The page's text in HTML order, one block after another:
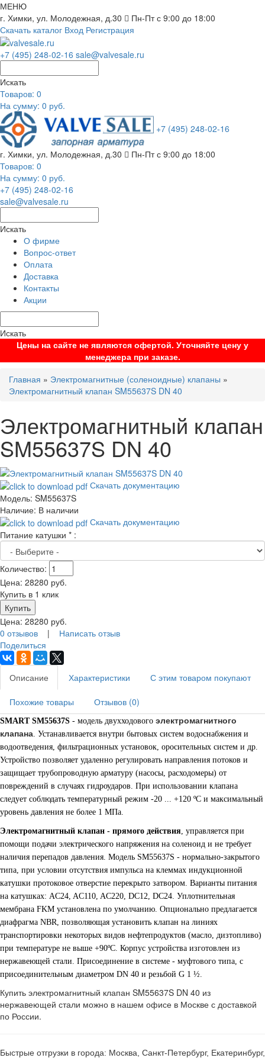
МЕНЮ
г. Химки, ул. Молодежная, д.30
Пн-Пт с 9:00 до 18:00
Скачать каталог Вход Регистрация
+7 (495) 248-02-16 sale@valvesale.ru
Искать
Товаров: 0
На сумму: 0 руб.
+7 (495) 248-02-16
г. Химки, ул. Молодежная, д.30
Пн-Пт с 9:00 до 18:00
Товаров: 0
На сумму: 0 руб.
+7 (495) 248-02-16
sale@valvesale.ru
Искать
О фирме
Вопрос-ответ
Оплата
Доставка
Контакты
Акции
Искать
Цены на сайте не являются офертой. Уточняйте цену у
менеджера при заказе.
Главная » Электромагнитные (соленоидные) клапаны »
Электромагнитный клапан SM55637S DN 40
Электромагнитный клапан
SM55637S DN 40
Скачать документацию
Модель: SM55637S
Наличие: В наличии
Скачать документацию
Питание катушки * :
Количество:
Цена: 28280 руб.
Купить в 1 клик
Цена: 28280 руб.
0 отзывов | Написать отзыв
Поделиться
Описание Характеристики С этим товаром покупают
Похожие товары Отзывов (0)
SMART SM55637S - модель двухходового электромагнитного
клапана. Устанавливается внутри бытовых систем водоснабжения и
водоотведения, фильтрационных установок, оросительных систем и др.
Устройство позволяет удаленно регулировать направления потоков и
защищает трубопроводную арматуру (насосы, расходомеры) от
повреждений в случаях гидроударов. При использовании клапана
следует соблюдать температурный режим -20 ... +120 ºС и максимальный
уровень давления не более 1 МПа.
Электромагнитный клапан - прямого действия, управляется при
помощи подачи электрического напряжения на соленоид и не требует
наличия перепадов давления. Модель SM55637S - нормально-закрытого
типа, при условии отсутствия импульса на клеммах индукционной
катушки протоковое отверстие перекрыто затвором. Варианты питания
на катушках: AC24, AC110, AC220, DC12, DC24. Уплотнительная
мембрана FKM установлена по умолчанию. Опционально предлагается
диафрагма NBR, позволяющая установить клапан на линиях
транспортировки некоторых видов нефтепродуктов (масло, дизтопливо)
при температуре не выше +90ºС. Корпус устройства изготовлен из
нержавеющей стали. Присоединение в системе - муфтового типа, с
присоединительным диаметром DN 40 и резьбой G 1 ½.
Купить электромагнитный клапан SM55637S DN 40 из
нержавеющей стали можно в нашем офисе в Москве с доставкой
по России.
Быстрые отгрузки в города: Москва, Санкт-Петербург, Екатеринбург,